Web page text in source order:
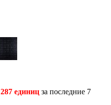
287 единиц за последние 7